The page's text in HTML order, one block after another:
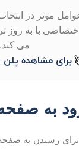
موثر در
با به روز
می کند.
برای مشاهده
به
برای رسیدن به